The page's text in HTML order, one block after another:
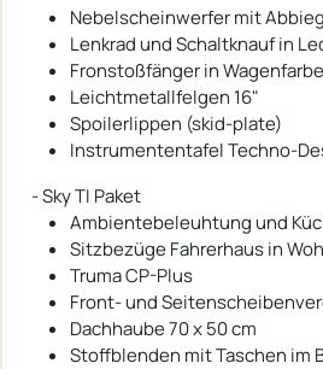
Nebelscheinwerfer mit
Lenkrad und Schaltknauf in
Fronstoßfänger in
Leichtmetallfelgen 16"
Spoilerlippen (skid-plate)
Instrumententafel Techno-
- Sky TI Paket
Ambientebeleuhtung und
Sitzbezüge Fahrerhaus in
Truma CP-Plus
Front- und
Dachhaube 70 x 50 cm
Stoffblenden mit Taschen im